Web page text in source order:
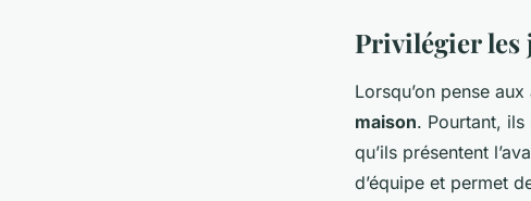
Privilégier les
Lorsqu’on pense
maison. Pourtant,
qu’ils présentent
d’équipe et permet